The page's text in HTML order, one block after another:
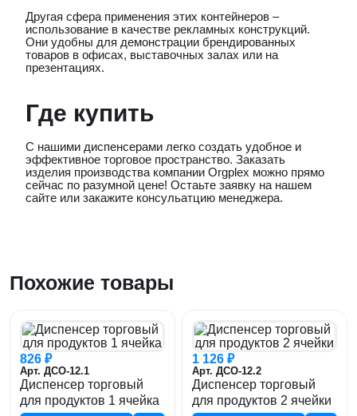
Другая сфера применения этих контейнеров –
использование в качестве рекламных конструкций.
Они удобны для демонстрации брендированных
товаров в офисах, выставочных залах или на
презентациях.
Где купить
С нашими диспенсерами легко создать удобное и
эффективное торговое пространство. Заказать
изделия производства компании Orgplex можно прямо
сейчас по разумной цене! Остаьте заявку на нашем
сайте или закажите консульатцию менеджера.
Похожие товары
826 ₽
Арт. ДСО-12.1
Диспенсер торговый
для продуктов 1 ячейка
1 126 ₽
Арт. ДСО-12.2
Диспенсер торговый
для продуктов 2 ячейки